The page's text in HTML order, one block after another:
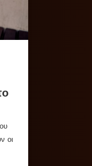
οι